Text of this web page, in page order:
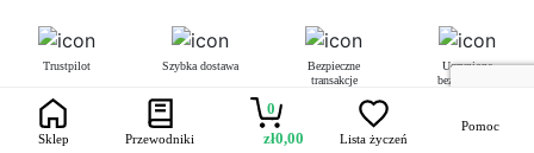
Trustpilot Szybka dostawa
Bezpieczne
transakcje
Uczynione
bezpiecznym
Sklep Przewodniki
0
zł0,00 Lista życzeń
Pomoc